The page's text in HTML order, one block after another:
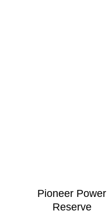
Pioneer Power
Reserve